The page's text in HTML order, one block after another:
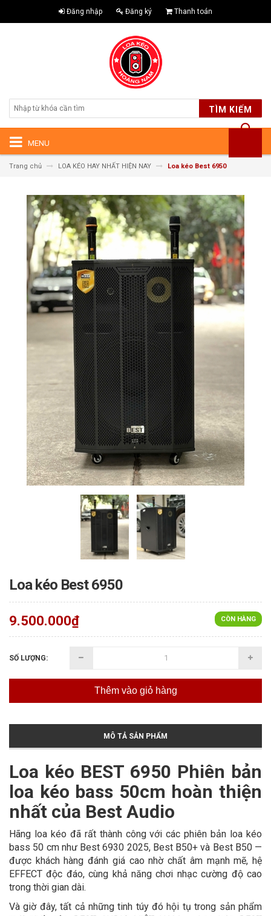
Đăng nhập Đăng ký Thanh toán
TÌM KIẾM
MENU
Trang chủ LOA KÉO HAY NHẤT HIỆN NAY Loa kéo Best 6950
Loa kéo Best 6950
CÒN HÀNG
9.500.000₫
SỐ LƯỢNG:
Thêm vào giỏ hàng
MÔ TẢ SẢN PHẨM
Loa kéo BEST 6950 Phiên bản
loa kéo bass 50cm hoàn thiện
nhất của Best Audio
Hãng loa kéo đã rất thành công với các phiên bản loa kéo
bass 50 cm như Best 6930 2025, Best B50+ và Best B50 —
được khách hàng đánh giá cao nhờ chất âm mạnh mẽ, hệ
EFFECT độc đáo, cùng khả năng chơi nhạc cường độ cao
trong thời gian dài.
Và giờ đây, tất cả những tinh túy đó hội tụ trong sản phẩm